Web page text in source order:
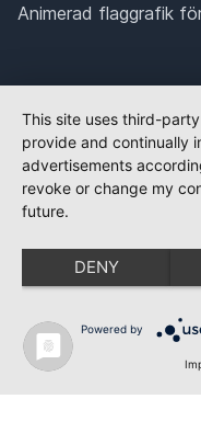
Animerad flaggrafik
This site uses third-
provide and continually
advertisements
revoke or change my
future.
DENY
Powered by